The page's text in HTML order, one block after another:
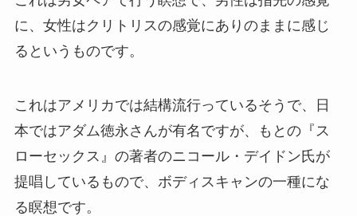
に、女性はクリトリスの感覚にありのままに感じ
るというものです。
これはアメリカでは結構流行っているそうで、日
本ではアダム徳永さんが有名ですが、もとの『ス
ローセックス』の著者のニコール・デイドン氏が
提唱しているもので、ボディスキャンの一種にな
る瞑想です。